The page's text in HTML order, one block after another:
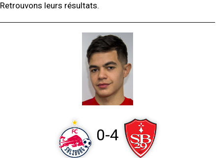
Retrouvons leurs résultats.
0-4